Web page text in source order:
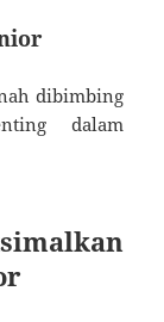
dibimbing
dalam